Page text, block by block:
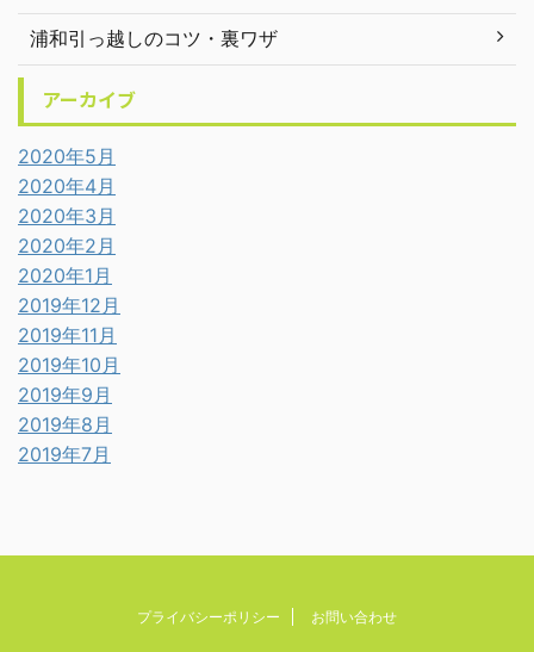
浦和引っ越しのコツ・裏ワザ
アーカイブ
2020年5月
2020年4月
2020年3月
2020年2月
2020年1月
2019年12月
2019年11月
2019年10月
2019年9月
2019年8月
2019年7月
プライバシーポリシー お問い合わせ